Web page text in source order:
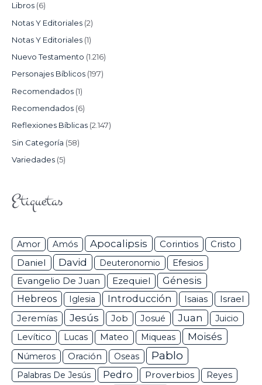
Libros (6)
Notas Y Editoriales (2)
Notas Y Editoriales (1)
Nuevo Testamento (1.216)
Personajes Bíblicos (197)
Recomendados (1)
Recomendados (6)
Reflexiones Bíblicas (2.147)
Sin Categoría (58)
Variedades (5)
Etiquetas
Amor Amós Apocalipsis Corintios Cristo
Daniel David Deuteronomio Efesios
Evangelio De Juan Ezequiel
Génesis
Hebreos
Iglesia Introducción Isaias Israel
Jeremías Jesús Job Josué Juan
Juicio
Levítico
Lucas Mateo Miqueas Moisés
Números Oración Oseas Pablo
Palabras De Jesús Pedro Proverbios Reyes